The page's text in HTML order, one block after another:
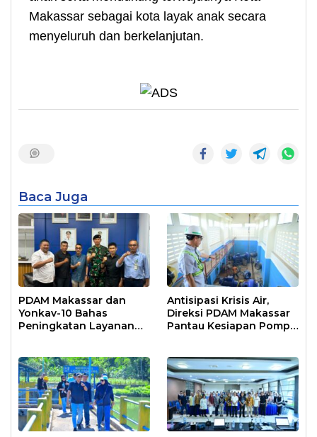
Makassar sebagai kota layak anak secara
menyeluruh dan berkelanjutan.
Baca Juga
PDAM Makassar dan
Yonkav-10 Bahas
Peningkatan Layanan
Antisipasi Krisis Air,
Direksi PDAM Makassar
Pantau Kesiapan Pompa